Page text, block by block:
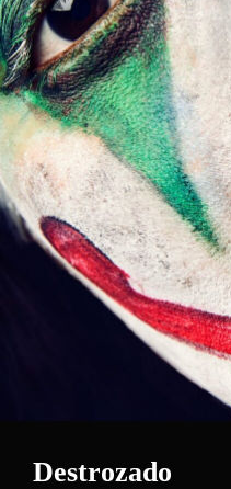
Destrozado